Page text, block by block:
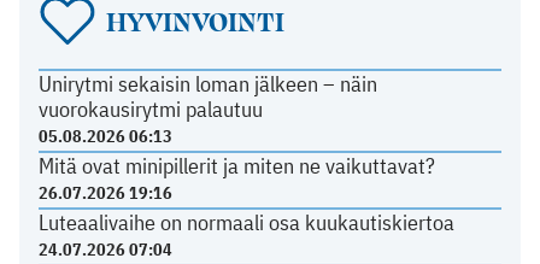
HYVINVOINTI
Unirytmi sekaisin loman jälkeen – näin
vuorokausirytmi palautuu
05.08.2026 06:13
Mitä ovat minipillerit ja miten ne vaikuttavat?
26.07.2026 19:16
Luteaalivaihe on normaali osa kuukautiskiertoa
24.07.2026 07:04